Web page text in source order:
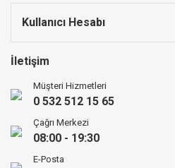
Kullanıcı Hesabı
İletişim
Müşteri Hizmetleri
0 532 512 15 65
Çağrı Merkezi
08:00 - 19:30
E-Posta